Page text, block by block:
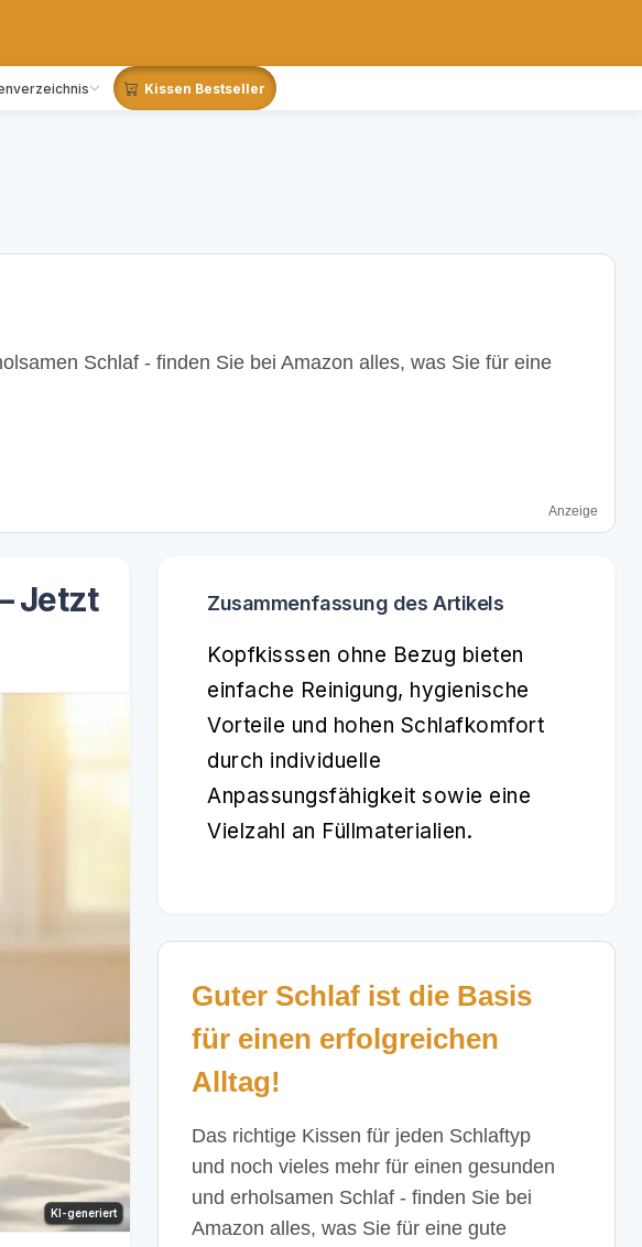
Kissen Bestseller
Schlaf - finden Sie bei Amazon alles, was Sie für eine
Anzeige
Jetzt
KI-generiert
Zusammenfassung des Artikels
Kopfkisssen ohne Bezug bieten
einfache Reinigung, hygienische
Vorteile und hohen Schlafkomfort
durch individuelle
Anpassungsfähigkeit sowie eine
Vielzahl an Füllmaterialien.
Guter Schlaf ist die Basis
für einen erfolgreichen
Alltag!
Das richtige Kissen für jeden Schlaftyp
und noch vieles mehr für einen gesunden
und erholsamen Schlaf - finden Sie bei
Amazon alles, was Sie für eine gute